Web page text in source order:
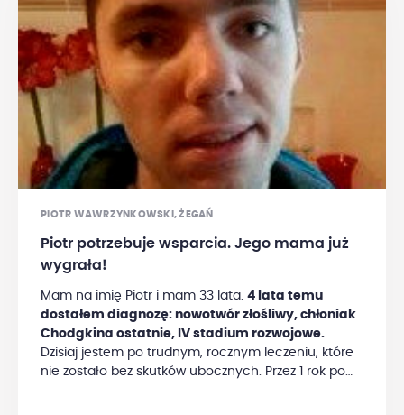
PIOTR WAWRZYNKOWSKI, ŻEGAŃ
Piotr potrzebuje wsparcia. Jego mama już
wygrała!
Mam na imię Piotr i mam 33 lata. 4 lata temu
dostałem diagnozę: nowotwór złośliwy, chłoniak
Chodgkina ostatnie, IV stadium rozwojowe.
Dzisiaj jestem po trudnym, rocznym leczeniu, które
nie zostało bez skutków ubocznych. Przez 1 rok po